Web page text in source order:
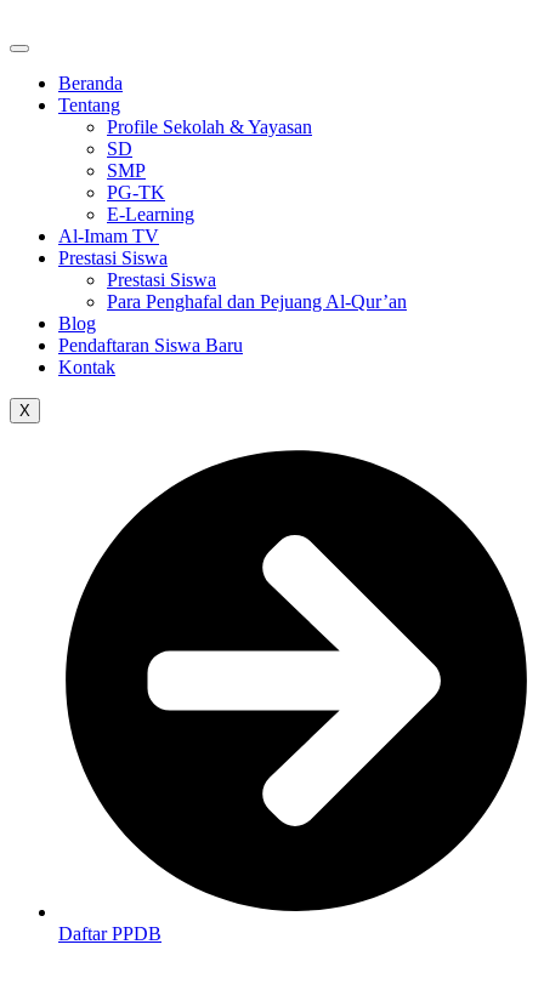
to
contentBeranda
Tentang
Profile Sekolah & Yayasan
SD
SMP
PG-TK
E-Learning
Al-Imam TV
Prestasi Siswa
Prestasi Siswa
Para Penghafal dan Pejuang Al-Qur’an
Blog
Pendaftaran Siswa Baru
Kontak
X
Daftar PPDB